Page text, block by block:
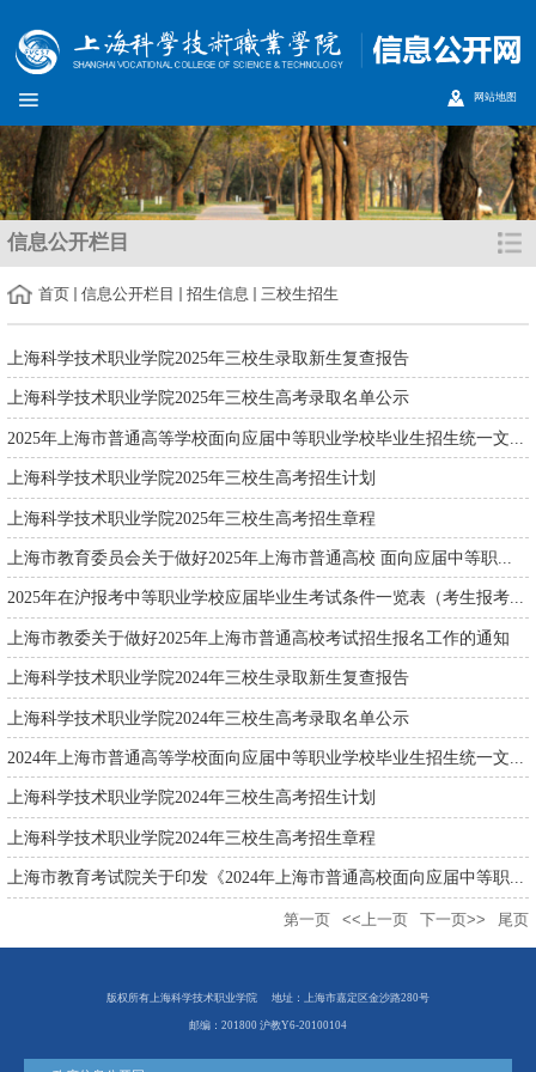
网站地图
信息公开栏目
首页 信息公开栏目 招生信息 三校生招生
上海科学技术职业学院2025年三校生录取新生复查报告
上海科学技术职业学院2025年三校生高考录取名单公示
2025年上海市普通高等学校面向应届中等职业学校毕业生招生统一文...
上海科学技术职业学院2025年三校生高考招生计划
上海科学技术职业学院2025年三校生高考招生章程
上海市教育委员会关于做好2025年上海市普通高校 面向应届中等职...
2025年在沪报考中等职业学校应届毕业生考试条件一览表（考生报考...
上海市教委关于做好2025年上海市普通高校考试招生报名工作的通知
上海科学技术职业学院2024年三校生录取新生复查报告
上海科学技术职业学院2024年三校生高考录取名单公示
2024年上海市普通高等学校面向应届中等职业学校毕业生招生统一文...
上海科学技术职业学院2024年三校生高考招生计划
上海科学技术职业学院2024年三校生高考招生章程
上海市教育考试院关于印发《2024年上海市普通高校面向应届中等职...
第一页 <<上一页 下一页>> 尾页
版权所有上海科学技术职业学院 地址：上海市嘉定区金沙路280号
邮编：201800 沪教Y6-20100104